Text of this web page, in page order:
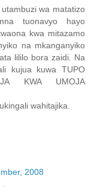
wa matatizo
tuonavyo hayo
kwa mitazamo
na mkanganyiko
lililo bora zaidi. Na
kujua kuwa TUPO
KWA UMOJA
wahitajika.
2008